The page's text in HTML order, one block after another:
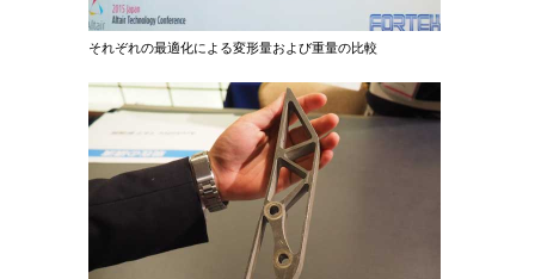
それぞれの最適化による変形量および重量の比較